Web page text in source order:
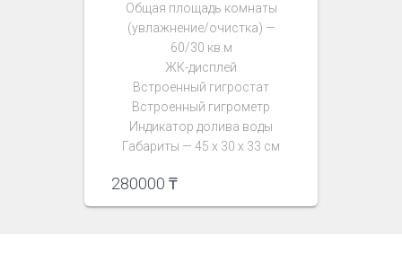
Общая площадь комнаты
(увлажнение/очистка) —
60/30 кв.м
ЖК-дисплей
Встроенный гигростат
Встроенный гигрометр
Индикатор долива воды
Габариты — 45 х 30 х 33 см
280000 ₸